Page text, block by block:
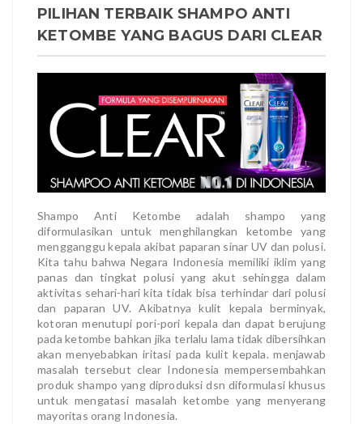
PILIHAN TERBAIK SHAMPO ANTI
KETOMBE YANG BAGUS DARI CLEAR
Shampo Anti Ketombe adalah shampo yang
diformulasikan untuk menghilangkan ketombe yang
mengganggu kepala akibat paparan sinar UV dan polusi.
Kita tahu bahwa Negara Indonesia memiliki iklim yang
panas dan tingkat polusi yang akut sehingga dalam
aktivitas sehari-hari kita tidak bisa terhindar dari polusi
dan paparan UV. Akibatnya kulit kepala berminyak,
kotoran menutupi pori-pori kepala dan dapat berujung
pada ketombe bahkan jika terlalu lama tidak dibersihkan
akan menyebabkan iritasi pada kulit kepala. menjawab
masalah tersebut clear Indonesia mempersembahkan
produk shampo yang diproduksi dsn diformulasi khusus
untuk mengatasi masalah ketombe yang menyerang
mayoritas orang Indonesia.